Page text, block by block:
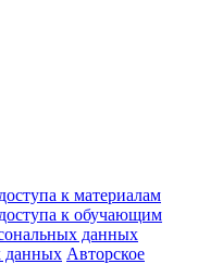
к материалам
к обучающим
данных
данных Авторское